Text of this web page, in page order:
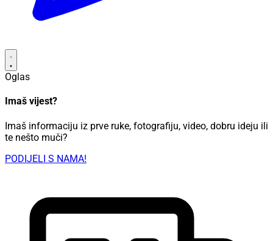
Oglas
Imaš vijest?
Imaš informaciju iz prve ruke, fotografiju, video, dobru ideju ili
te nešto muči?
PODIJELI S NAMA!